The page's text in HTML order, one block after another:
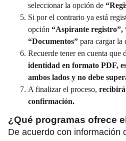
seleccionar la opción de
Si por el contrario ya está
opción “Aspirante registro”,
“Documentos” para cargar la
Recuerde tener en cuenta que
identidad en formato PDF,
ambos lados y no debe
A finalizar el proceso,
confirmación.
¿Qué programas ofrece
De acuerdo con información